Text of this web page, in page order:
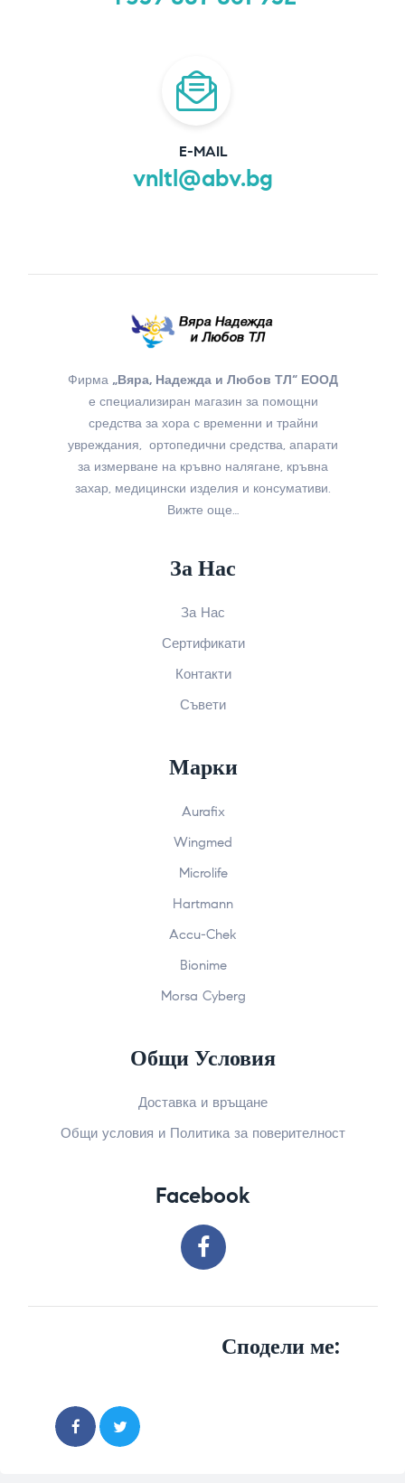
E-MAIL
vnltl@abv.bg
Фирма „Вяра, Надежда и Любов ТЛ“ ЕООД
е специализиран магазин за помощни
средства за хора с временни и трайни
увреждания, ортопедични средства, апарати
за измерване на кръвно налягане, кръвна
захар, медицински изделия и консумативи.
Вижте още…
За Нас
За Нас
Сертификати
Контакти
Съвети
Марки
Aurafix
Wingmed
Microlife
Hartmann
Accu-Chek
Bionime
Morsa Cyberg
Общи Условия
Доставка и връщане
Общи условия и Политика за поверителност
Facebook
Сподели ме: